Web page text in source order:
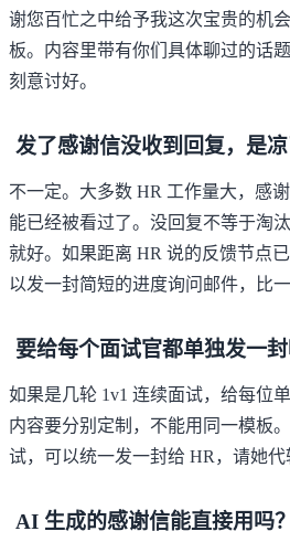
谢您百忙之中给予我这次宝贵的机
板。内容里带有你们具体聊过的话
刻意讨好。
发了感谢信没收到回复，是凉
不一定。大多数 HR 工作量大，感
能已经被看过了。没回复不等于淘
就好。如果距离 HR 说的反馈节点
以发一封简短的进度询问邮件，比一
要给每个面试官都单独发一封
如果是几轮 1v1 连续面试，给每位
内容要分别定制，不能用同一模板
试，可以统一发一封给 HR，请她代
AI 生成的感谢信能直接用吗？